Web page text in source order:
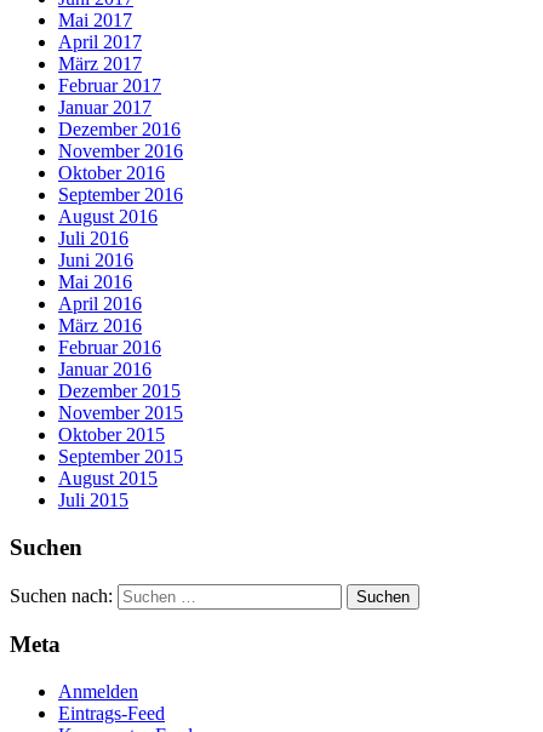
Mai 2017
April 2017
März 2017
Februar 2017
Januar 2017
Dezember 2016
November 2016
Oktober 2016
September 2016
August 2016
Juli 2016
Juni 2016
Mai 2016
April 2016
März 2016
Februar 2016
Januar 2016
Dezember 2015
November 2015
Oktober 2015
September 2015
August 2015
Juli 2015
Suchen
Suchen nach:
Meta
Anmelden
Eintrags-Feed